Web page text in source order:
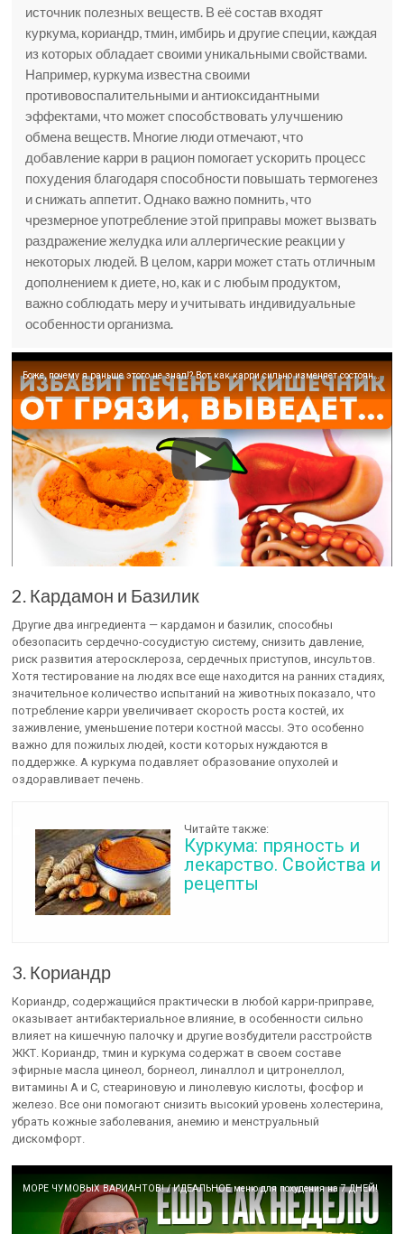
источник полезных веществ. В её состав входят
куркума, кориандр, тмин, имбирь и другие специи, каждая
из которых обладает своими уникальными свойствами.
Например, куркума известна своими
противовоспалительными и антиоксидантными
эффектами, что может способствовать улучшению
обмена веществ. Многие люди отмечают, что
добавление карри в рацион помогает ускорить процесс
похудения благодаря способности повышать термогенез
и снижать аппетит. Однако важно помнить, что
чрезмерное употребление этой приправы может вызвать
раздражение желудка или аллергические реакции у
некоторых людей. В целом, карри может стать отличным
дополнением к диете, но, как и с любым продуктом,
важно соблюдать меру и учитывать индивидуальные
особенности организма.
Боже, почему я раньше этого не знал!? Вот как карри сильно изменяет состояние всего тела
2. Кардамон и Базилик
Другие два ингредиента — кардамон и базилик, способны
обезопасить сердечно-сосудистую систему, снизить давление,
риск развития атеросклероза, сердечных приступов, инсультов.
Хотя тестирование на людях все еще находится на ранних стадиях,
значительное количество испытаний на животных показало, что
потребление карри увеличивает скорость роста костей, их
заживление, уменьшение потери костной массы. Это особенно
важно для пожилых людей, кости которых нуждаются в
поддержке. А куркума подавляет образование опухолей и
оздоравливает печень.
Читайте также:
Куркума: пряность и
лекарство. Свойства и
рецепты
3. Кориандр
Кориандр, содержащийся практически в любой карри-приправе,
оказывает антибактериальное влияние, в особенности сильно
влияет на кишечную палочку и другие возбудители расстройств
ЖКТ. Кориандр, тмин и куркума содержат в своем составе
эфирные масла цинеол, борнеол, линаллол и цитронеллол,
витамины А и С, стеариновую и линолевую кислоты, фосфор и
железо. Все они помогают снизить высокий уровень холестерина,
убрать кожные заболевания, анемию и менструальный
дискомфорт.
МОРЕ ЧУМОВЫХ ВАРИАНТОВ! / ИДЕАЛЬНОЕ меню для похудения на 7 ДНЕЙ!